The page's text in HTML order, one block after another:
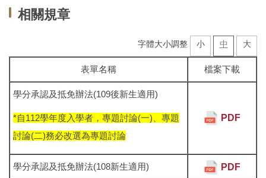
活動花絮
相關規章
檔案下載
相關規章
字體大小調整 小 中 大
表單名稱 檔案下載
學分承認及抵免辦法(109後新生適用)
*自112學年度入學者，專題討論(一)、專題
討論(二)務必改選為專題討論
PDF
學分承認及抵免辦法(108新生適用) PDF